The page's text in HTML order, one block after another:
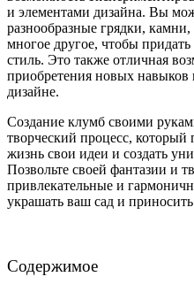
и элементами дизайна. Вы
разнообразные грядки,
многое другое, чтобы
стиль. Это также отличная
приобретения новых навыков
дизайне.
Создание клумб своими
творческий процесс, который
жизнь свои идеи и создать
Позвольте своей фантазии и
привлекательные и
украшать ваш сад и
Содержимое